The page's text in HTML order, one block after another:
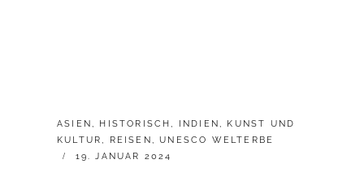
CATEGORIES:
ASIEN, HISTORISCH, INDIEN, KUNST UND
KULTUR, REISEN,UNESCO WELTERBE
POSTED
19. JANUAR 2024